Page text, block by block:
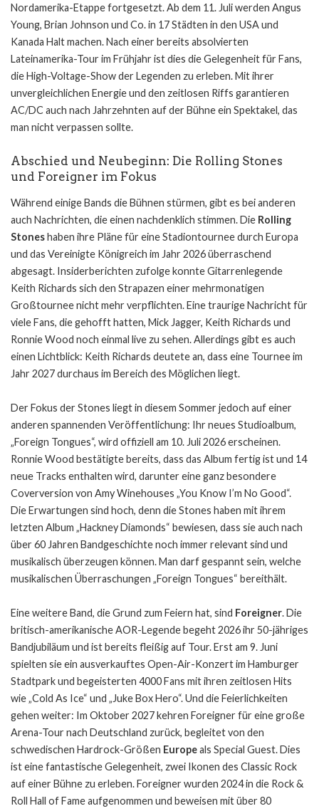
Nordamerika-Etappe fortgesetzt. Ab dem 11. Juli werden Angus
Young, Brian Johnson und Co. in 17 Städten in den USA und
Kanada Halt machen. Nach einer bereits absolvierten
Lateinamerika-Tour im Frühjahr ist dies die Gelegenheit für Fans,
die High-Voltage-Show der Legenden zu erleben. Mit ihrer
unvergleichlichen Energie und den zeitlosen Riffs garantieren
AC/DC auch nach Jahrzehnten auf der Bühne ein Spektakel, das
man nicht verpassen sollte.
Abschied und Neubeginn: Die Rolling Stones
und Foreigner im Fokus
Während einige Bands die Bühnen stürmen, gibt es bei anderen
auch Nachrichten, die einen nachdenklich stimmen. Die Rolling
Stoneshaben ihre Pläne für eine Stadiontournee durch Europa
und das Vereinigte Königreich im Jahr 2026 überraschend
abgesagt. Insiderberichten zufolge konnte Gitarrenlegende
Keith Richards sich den Strapazen einer mehrmonatigen
Großtournee nicht mehr verpflichten. Eine traurige Nachricht für
viele Fans, die gehofft hatten, Mick Jagger, Keith Richards und
Ronnie Wood noch einmal live zu sehen. Allerdings gibt es auch
einen Lichtblick: Keith Richards deutete an, dass eine Tournee im
Jahr 2027 durchaus im Bereich des Möglichen liegt.
Der Fokus der Stones liegt in diesem Sommer jedoch auf einer
anderen spannenden Veröffentlichung: Ihr neues Studioalbum,
„Foreign Tongues“, wird offiziell am 10. Juli 2026 erscheinen.
Ronnie Wood bestätigte bereits, dass das Album fertig ist und 14
neue Tracks enthalten wird, darunter eine ganz besondere
Coverversion von Amy Winehouses „You Know I’m No Good“.
Die Erwartungen sind hoch, denn die Stones haben mit ihrem
letzten Album „Hackney Diamonds“ bewiesen, dass sie auch nach
über 60 Jahren Bandgeschichte noch immer relevant sind und
musikalisch überzeugen können. Man darf gespannt sein, welche
musikalischen Überraschungen „Foreign Tongues“ bereithält.
Eine weitere Band, die Grund zum Feiern hat, sind Foreigner. Die
britisch-amerikanische AOR-Legende begeht 2026 ihr 50-jähriges
Bandjubiläum und ist bereits fleißig auf Tour. Erst am 9. Juni
spielten sie ein ausverkauftes Open-Air-Konzert im Hamburger
Stadtpark und begeisterten 4000 Fans mit ihren zeitlosen Hits
wie „Cold As Ice“ und „Juke Box Hero“. Und die Feierlichkeiten
gehen weiter: Im Oktober 2027 kehren Foreigner für eine große
Arena-Tour nach Deutschland zurück, begleitet von den
schwedischen Hardrock-Größen Europeals Special Guest. Dies
ist eine fantastische Gelegenheit, zwei Ikonen des Classic Rock
auf einer Bühne zu erleben. Foreigner wurden 2024 in die Rock &
Roll Hall of Fame aufgenommen und beweisen mit über 80